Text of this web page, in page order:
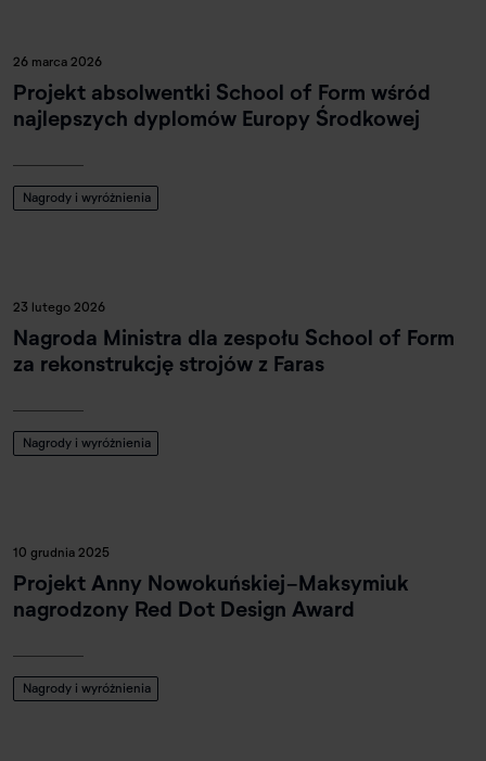
26 marca 2026
Projekt absolwentki School of Form wśród
najlepszych dyplomów Europy Środkowej
Nagrody i wyróżnienia
23 lutego 2026
Nagroda Ministra dla zespołu School of Form
za rekonstrukcję strojów z Faras
Nagrody i wyróżnienia
10 grudnia 2025
Projekt Anny Nowokuńskiej-Maksymiuk
nagrodzony Red Dot Design Award
Nagrody i wyróżnienia